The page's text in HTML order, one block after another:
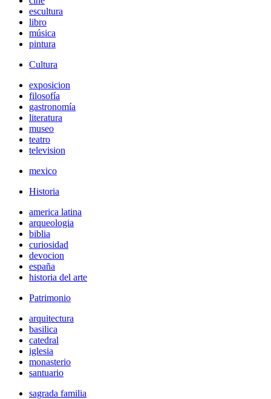
escultura
libro
música
pintura
Cultura
exposicion
filosofía
gastronomía
literatura
museo
teatro
television
mexico
Historia
america latina
arqueologia
biblia
curiosidad
devocion
españa
historia del arte
Patrimonio
arquitectura
basilica
catedral
iglesia
monasterio
santuario
sagrada familia